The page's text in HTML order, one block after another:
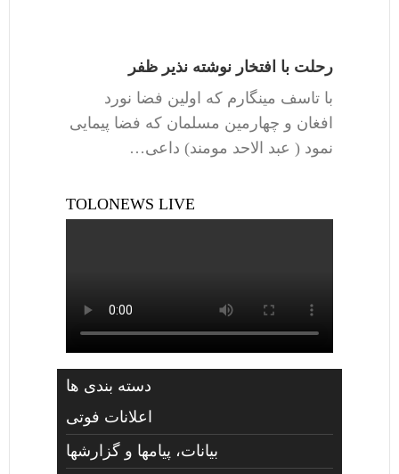
رحلت با افتخار نوشته نذیر ظفر
با تاسف مینگارم که اولین فضا نورد
افغان و چهارمین مسلمان که فضا پیمایی
نمود ( عبد الاحد مومند) داعی…
TOLONEWS LIVE
دسته بندی ها
اعلانات فوتی
بیانات، پیامها و گزارشها